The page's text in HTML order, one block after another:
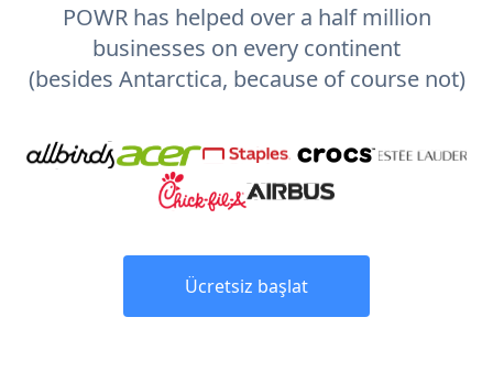
POWR has helped over a half million
businesses on every continent
(besides Antarctica, because of course not)
Ücretsiz başlat